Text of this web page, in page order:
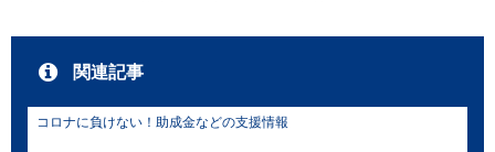
関連記事
コロナに負けない！助成金などの支援情報